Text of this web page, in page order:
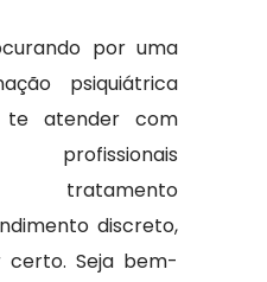
por uma
psiquiátrica
te atender com
tratamento
discreto,
Seja bem-